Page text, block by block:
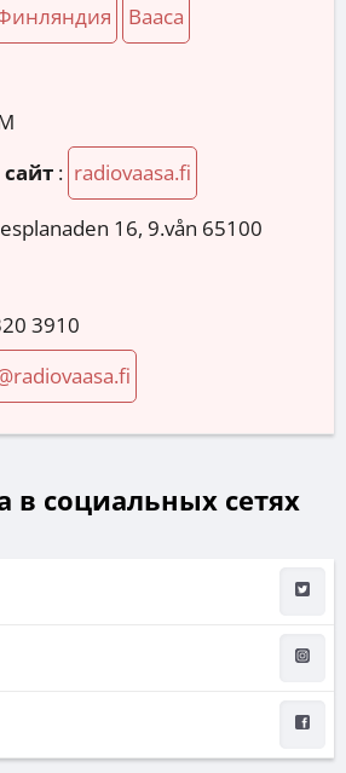
Вааса
: radiovaasa.fi
16, 9.vån 65100
3910
в социальных сетях